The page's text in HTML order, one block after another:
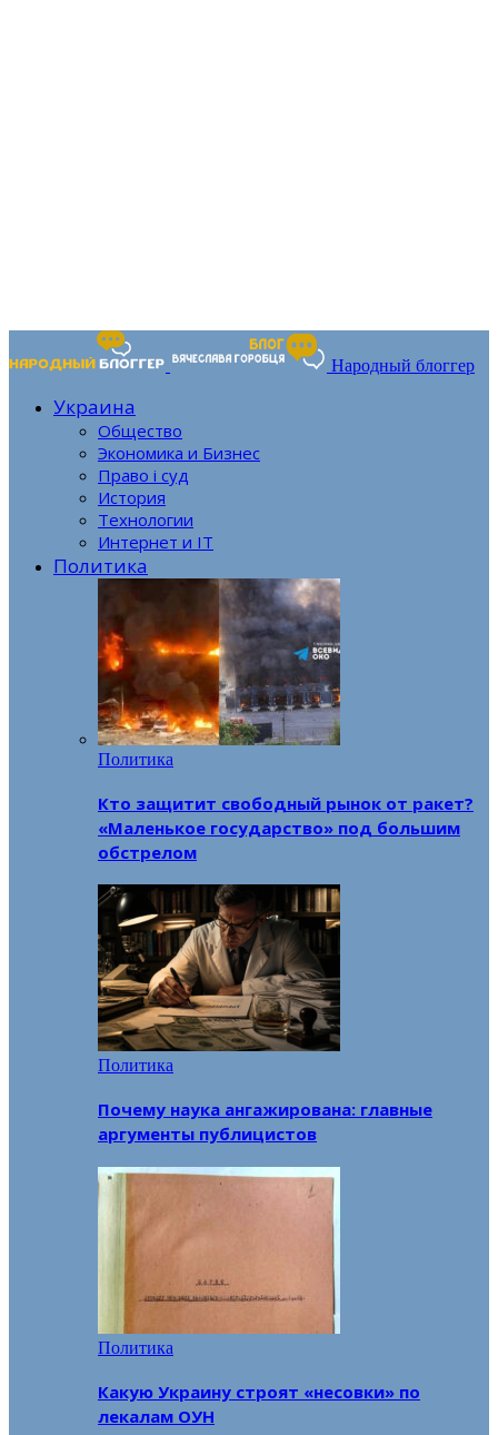
Народный блоггер
Украина
Общество
Экономика и Бизнес
Право і суд
История
Технологии
Интернет и IT
Политика
Политика
Кто защитит свободный рынок от ракет?
«Маленькое государство» под большим
обстрелом
Политика
Почему наука ангажирована: главные
аргументы публицистов
Политика
Какую Украину строят «несовки» по
лекалам ОУН